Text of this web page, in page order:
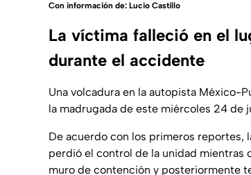
Con información de: Lucio Castillo
La víctima falleció en el
durante el accidente
Una volcadura en la autopista México-
la madrugada de este miércoles 24 de
De acuerdo con los primeros
perdió el control de la unidad mientras
muro de contención y posteriormente